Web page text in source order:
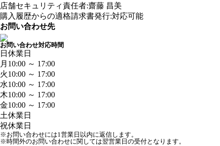
店舗セキュリティ責任者:齋藤 昌美
購入履歴からの適格請求書発行:対応可能
お問い合わせ先
お問い合わせ対応時間
日 休業日
月 10:00 ～ 17:00
火10:00 ～ 17:00
水10:00 ～ 17:00
木10:00 ～ 17:00
金10:00 ～ 17:00
土休業日
祝休業日
※お問い合わせには1営業日以内に返信します。
※時間外のお問い合わせに関しては翌営業日の受付となります。